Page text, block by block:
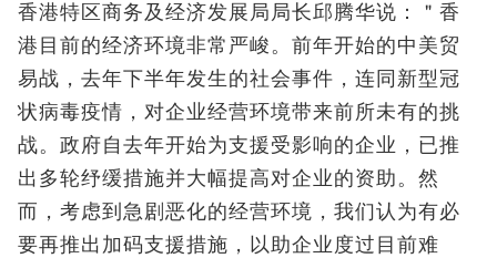
香港特区商务及经济发展局局长邱腾华说：＂香
港目前的经济环境非常严峻。前年开始的中美贸
易战，去年下半年发生的社会事件，连同新型冠
状病毒疫情，对企业经营环境带来前所未有的挑
战。政府自去年开始为支援受影响的企业，已推
出多轮纾缓措施并大幅提高对企业的资助。然
而，考虑到急剧恶化的经营环境，我们认为有必
要再推出加码支援措施，以助企业度过目前难